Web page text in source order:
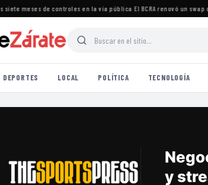
meses de controles en la vía pública·El BCRA renovó un swap
DEPORTES LOCAL POLÍTICA TECNOLOGÍA
y